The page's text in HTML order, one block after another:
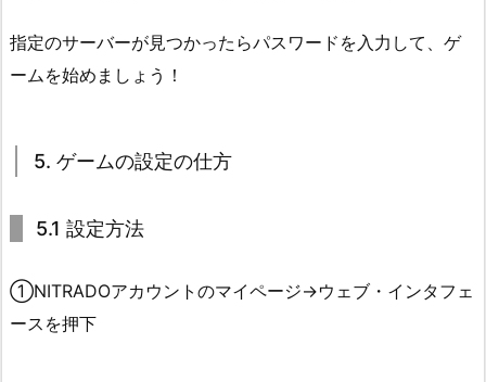
指定のサーバーが見つかったらパスワードを入力して、ゲ
ームを始めましょう！
5. ゲームの設定の仕方
5.1 設定方法
①NITRADOアカウントのマイページ→ウェブ・インタフェ
ースを押下